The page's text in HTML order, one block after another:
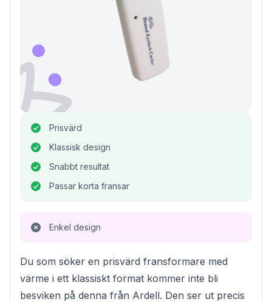
Prisvärd
Klassisk design
Snabbt resultat
Passar korta fransar
Enkel design
Du som söker en prisvärd fransformare med
värme i ett klassiskt format kommer inte bli
besviken på denna från Ardell. Den ser ut precis